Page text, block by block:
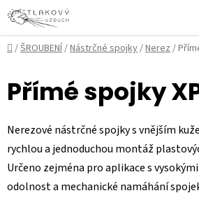
Přejít
na
obsah
Domů
/ŠROUBENÍ/Nástrčné spojky/Nerez/
Přímé spojky
Nerezové nástrčné spojky s vnějším
rychlou a jednoduchou montáž
Určeno zejména pro aplikace s
odolnost a mechanické namáhání